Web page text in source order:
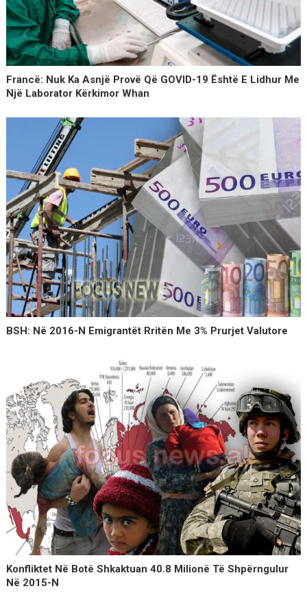
Francë: Nuk Ka Asnjë Provë Që GOVID-19 Është E Lidhur Me
Një Laborator Kërkimor Whan
BSH: Në 2016-N Emigrantët Rritën Me 3% Prurjet Valutore
Konfliktet Në Botë Shkaktuan 40.8 Milionë Të Shpërngulur
Në 2015-N